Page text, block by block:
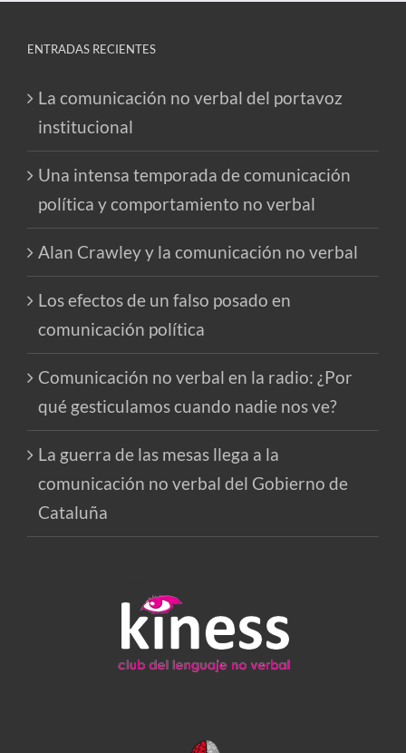
ENTRADAS RECIENTES
La comunicación no verbal del portavoz
institucional
Una intensa temporada de comunicación
política y comportamiento no verbal
Alan Crawley y la comunicación no verbal
Los efectos de un falso posado en
comunicación política
Comunicación no verbal en la radio: ¿Por
qué gesticulamos cuando nadie nos ve?
La guerra de las mesas llega a la
comunicación no verbal del Gobierno de
Cataluña